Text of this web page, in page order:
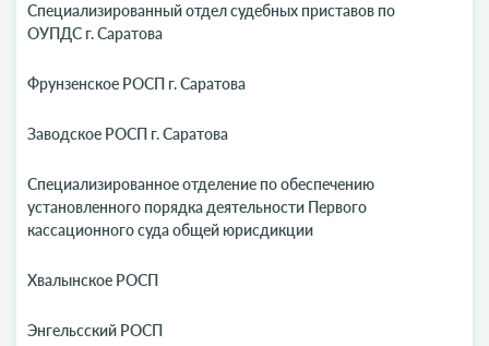
Специализированный отдел судебных приставов по
ОУПДС г. Саратова
Фрунзенское РОСП г. Саратова
Заводское РОСП г. Саратова
Специализированное отделение по обеспечению
установленного порядка деятельности Первого
кассационного суда общей юрисдикции
Хвалынское РОСП
Энгельсский РОСП